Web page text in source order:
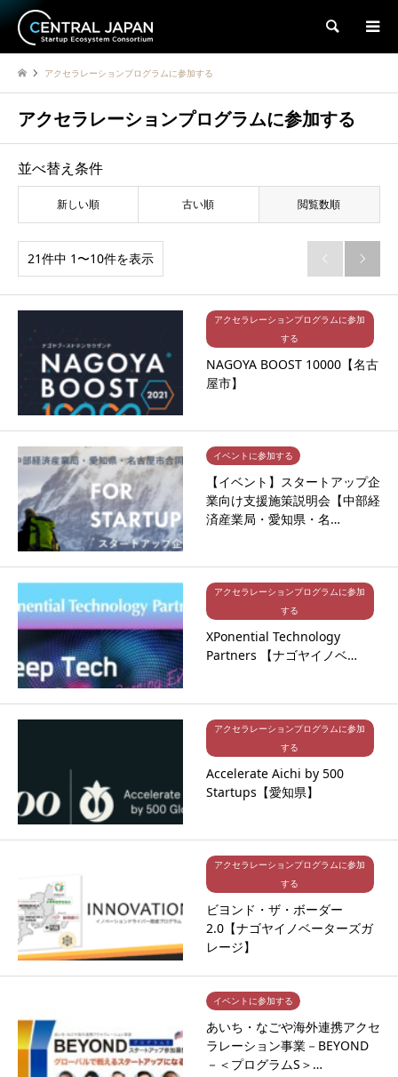
検索
アクセラレーションプログラムに参加する
アクセラレーションプログラムに参加する
並べ替え条件
新しい順 古い順 閲覧数順
21件中 1〜10件を表示  
アクセラレーションプログラムに参加
する
NAGOYA BOOST 10000【名古
屋市】
イベントに参加する
【イベント】スタートアップ企
業向け支援施策説明会【中部経
済産業局・愛知県・名…
アクセラレーションプログラムに参加
する
XPonential Technology
Partners 【ナゴヤイノベ…
アクセラレーションプログラムに参加
する
Accelerate Aichi by 500
Startups【愛知県】
アクセラレーションプログラムに参加
する
ビヨンド・ザ・ボーダー
2.0【ナゴヤイノベーターズガ
レージ】
イベントに参加する
あいち・なごや海外連携アクセ
ラレーション事業－BEYOND
－＜プログラムS＞…